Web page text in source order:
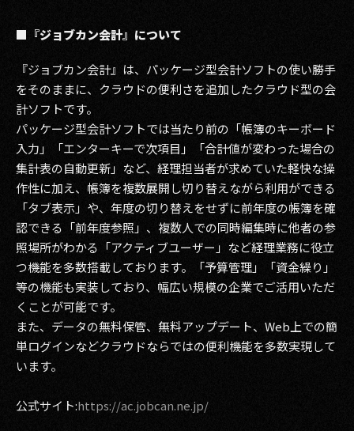
■『ジョブカン会計』について
『ジョブカン会計』は、パッケージ型会計ソフトの使い勝手
をそのままに、クラウドの便利さを追加したクラウド型の会
計ソフトです。
パッケージ型会計ソフトでは当たり前の「帳簿のキーボード
入力」「エンターキーで次項目」「合計値が変わった場合の
集計表の自動更新」など、経理担当者が求めていた軽快な操
作性に加え、帳簿を複数展開し切り替えながら利用ができる
「タブ表示」や、年度の切り替えをせずに前年度の帳簿を確
認できる「前年度参照」、複数人での同時編集時に他者の参
照場所がわかる「アクティブユーザー」など経理業務に役立
つ機能を多数搭載しております。「予算管理」「資金繰り」
等の機能も実装しており、幅広い規模の企業でご活用いただ
くことが可能です。
また、データの無料保管、無料アップデート、Web上での簡
単ログインなどクラウドならではの便利機能を多数実現して
います。
公式サイト:https://ac.jobcan.ne.jp/